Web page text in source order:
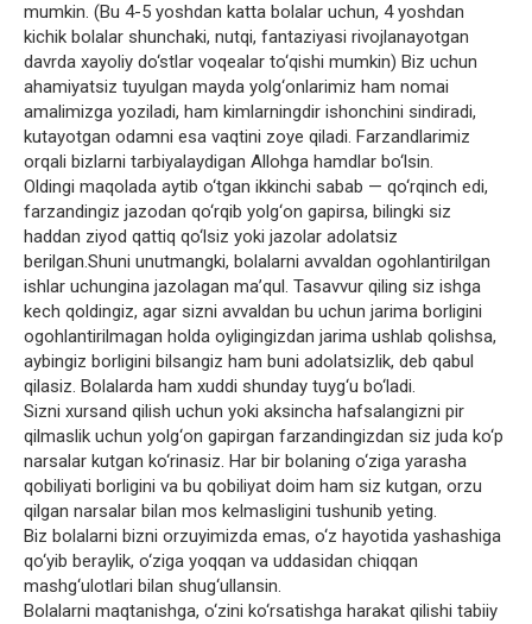
mumkin. (Bu 4-5 yoshdan katta bolalar uchun, 4 yoshdan
kichik bolalar shunchaki, nutqi, fantaziyasi rivojlanayotgan
davrda xayoliy do‘stlar voqealar to‘qishi mumkin) Biz uchun
ahamiyatsiz tuyulgan mayda yolg‘onlarimiz ham nomai
amalimizga yoziladi, ham kimlarningdir ishonchini sindiradi,
kutayotgan odamni esa vaqtini zoye qiladi. Farzandlarimiz
orqali bizlarni tarbiyalaydigan Allohga hamdlar bo‘lsin.
Oldingi maqolada aytib o‘tgan ikkinchi sabab — qo‘rqinch edi,
farzandingiz jazodan qo‘rqib yolg‘on gapirsa, bilingki siz
haddan ziyod qattiq qo‘lsiz yoki jazolar adolatsiz
berilgan.Shuni unutmangki, bolalarni avvaldan ogohlantirilgan
ishlar uchungina jazolagan ma’qul. Tasavvur qiling siz ishga
kech qoldingiz, agar sizni avvaldan bu uchun jarima borligini
ogohlantirilmagan holda oyligingizdan jarima ushlab qolishsa,
aybingiz borligini bilsangiz ham buni adolatsizlik, deb qabul
qilasiz. Bolalarda ham xuddi shunday tuyg‘u bo‘ladi.
Sizni xursand qilish uchun yoki aksincha hafsalangizni pir
qilmaslik uchun yolg‘on gapirgan farzandingizdan siz juda ko‘p
narsalar kutgan ko‘rinasiz. Har bir bolaning o‘ziga yarasha
qobiliyati borligini va bu qobiliyat doim ham siz kutgan, orzu
qilgan narsalar bilan mos kelmasligini tushunib yeting.
Biz bolalarni bizni orzuyimizda emas, o‘z hayotida yashashiga
qo‘yib beraylik, o‘ziga yoqqan va uddasidan chiqqan
mashg‘ulotlari bilan shug‘ullansin.
Bolalarni maqtanishga, o‘zini ko‘rsatishga harakat qilishi tabiiy